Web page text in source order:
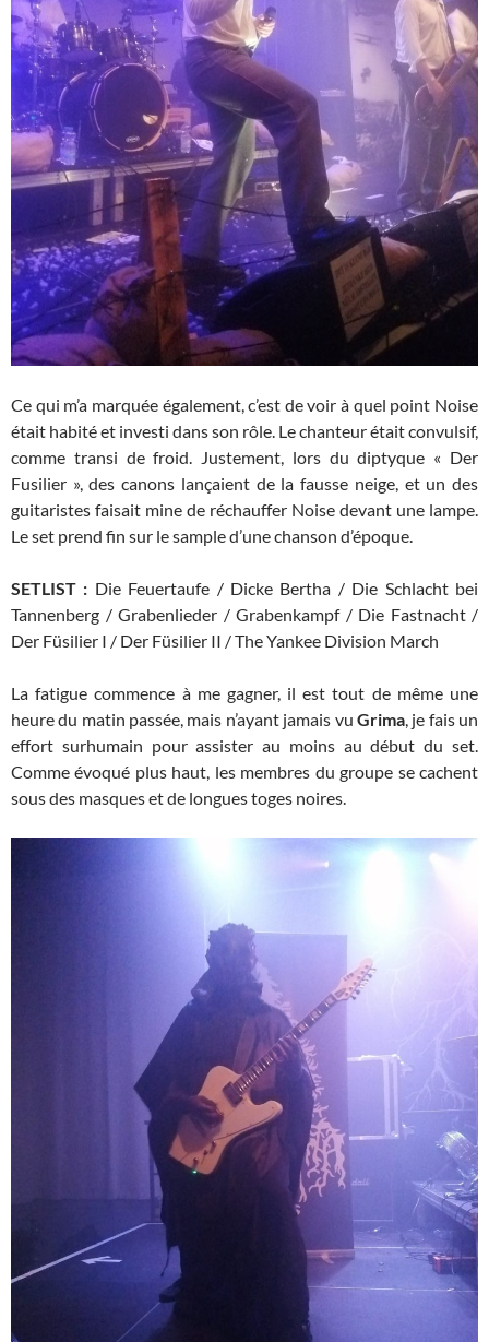
Ce qui m’a marquée également, c’est de voir à quel point Noise
était habité et investi dans son rôle. Le chanteur était convulsif,
comme transi de froid. Justement, lors du diptyque « Der
Fusilier », des canons lançaient de la fausse neige, et un des
guitaristes faisait mine de réchauffer Noise devant une lampe.
Le set prend fin sur le sample d’une chanson d’époque.
SETLIST : Die Feuertaufe / Dicke Bertha / Die Schlacht bei
Tannenberg / Grabenlieder / Grabenkampf / Die Fastnacht /
Der Füsilier I / Der Füsilier II / The Yankee Division March
La fatigue commence à me gagner, il est tout de même une
heure du matin passée, mais n’ayant jamais vu Grima, je fais un
effort surhumain pour assister au moins au début du set.
Comme évoqué plus haut, les membres du groupe se cachent
sous des masques et de longues toges noires.